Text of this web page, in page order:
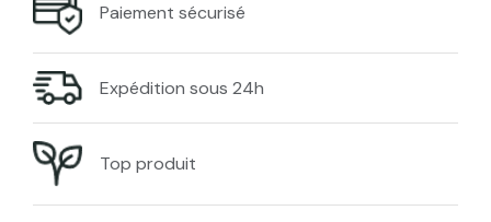
Paiement sécurisé
Expédition sous 24h
Top produit